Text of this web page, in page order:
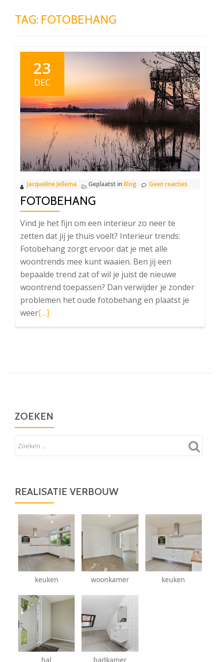
TAG: FOTOBEHANG
23
DEC
Jacqueline Jellema Geplaatst in Blog Geen reacties
FOTOBEHANG
Vind je het fijn om een interieur zo neer te
zetten dat jij je thuis voelt? Interieur trends:
Fotobehang zorgt ervoor dat je met alle
woontrends mee kunt waaien. Ben jij een
bepaalde trend zat of wil je juist de nieuwe
woontrend toepassen? Dan verwijder je zonder
problemen het oude fotobehang en plaatst je
weerLees
[…]
ZOEKEN
REALISATIE VERBOUW
keuken woonkamer keuken
hal badkamer